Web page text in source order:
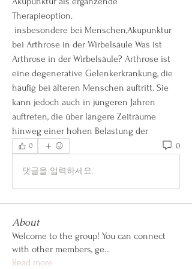
Therapieoption.
bei Arthrose in der Wirbelsäule Was ist
Arthrose in der Wirbelsäule? Arthrose ist
eine degenerative Gelenkerkrankung, die
häufig bei älteren Menschen auftritt. Sie
kann jedoch auch in jüngeren Jahren
auftreten, die über längere Zeiträume
hinweg einer hohen Belastung der
0 0
댓글을 입력하세요.
About
Welcome to the group! You can connect
with other members, ge...
Read more